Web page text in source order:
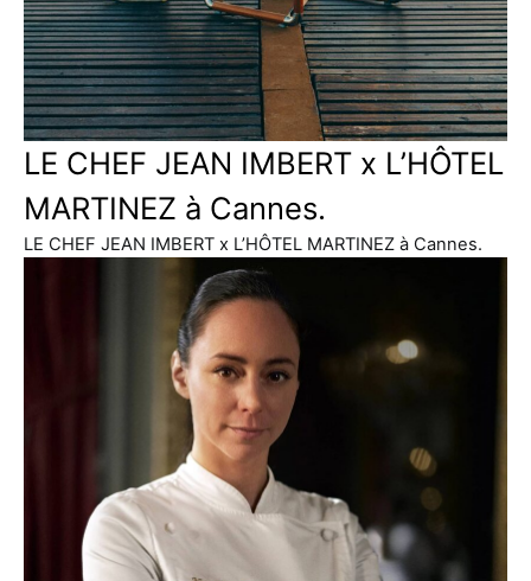
LE CHEF JEAN IMBERT x L’HÔTEL
MARTINEZ à Cannes.
LE CHEF JEAN IMBERT x L’HÔTEL MARTINEZ à Cannes.